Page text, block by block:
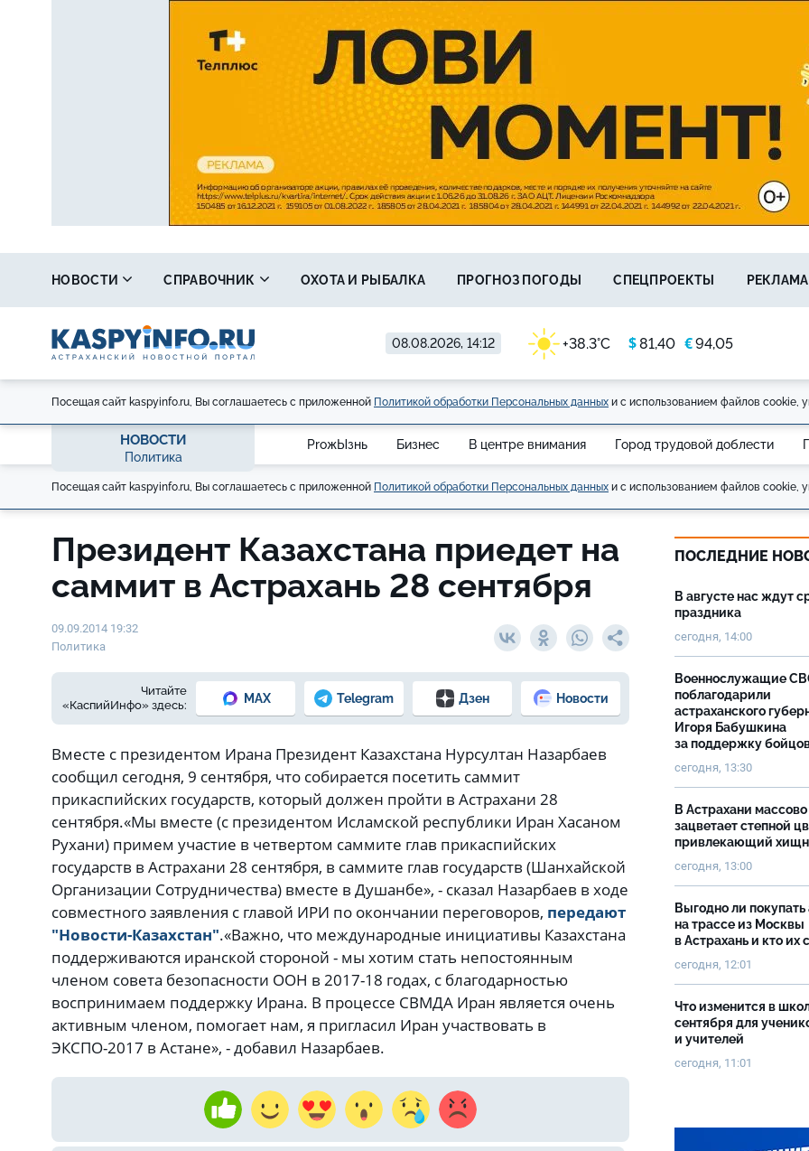
08.08.2026, 14:12 +38.3°C $81,40 €94,05
НОВОСТИ СПРАВОЧНИК ОХОТА И РЫБАЛКА ПРОГНОЗ ПОГОДЫ СПЕЦПРОЕКТЫ
Посещая сайт kaspyinfo.ru, Вы соглашаетесь с приложенной Политикой обработки Персональных данных и с использованием файлов cookie,
НОВОСТИ
Политика
ProжЫзнь Бизнес В центре внимания Город трудовой доблести
Посещая сайт kaspyinfo.ru, Вы соглашаетесь с приложенной Политикой обработки Персональных данных и с использованием файлов cookie,
Президент Казахстана приедет на
саммит в Астрахань 28 сентября
09.09.2014 19:32
Политика
Читайте
«КаспийИнфо» здесь:
MAX Telegram Дзен Новости
Вместе с президентом Ирана Президент Казахстана Нурсултан Назарбаев
сообщил сегодня, 9 сентября, что собирается посетить саммит
прикаспийских государств, который должен пройти в Астрахани 28
сентября.«Мы вместе (с президентом Исламской республики Иран Хасаном
Рухани) примем участие в четвертом саммите глав прикаспийских
государств в Астрахани 28 сентября, в саммите глав государств (Шанхайской
Организации Сотрудничества) вместе в Душанбе», - сказал Назарбаев в ходе
совместного заявления с главой ИРИ по окончании переговоров, передают
"Новости-Казахстан".«Важно, что международные инициативы Казахстана
поддерживаются иранской стороной - мы хотим стать непостоянным
членом совета безопасности ООН в 2017-18 годах, с благодарностью
воспринимаем поддержку Ирана. В процессе СВМДА Иран является очень
активным членом, помогает нам, я пригласил Иран участвовать в
ЭКСПО-2017 в Астане», - добавил Назарбаев.
ПОСЛЕДНИЕ
В августе нас ждут
праздника
сегодня, 14:00
Военнослужащие
поблагодарили
астраханского
Игоря Бабушкина
за поддержку
сегодня, 13:30
В Астрахани массово
зацветает степной
привлекающий
сегодня, 13:00
Выгодно ли
на трассе из Москвы
в Астрахань и кто их
сегодня, 12:01
Что изменится в
сентября для
и учителей
сегодня, 11:01